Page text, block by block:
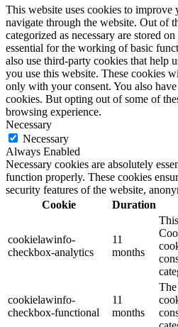
This website uses cookies to
navigate through the website. Out of
categorized as necessary are stored
essential for the working of basic
also use third-party cookies that help
you use this website. These cookies
only with your consent. You also
cookies. But opting out of some of
browsing experience.
Necessary
Necessary
Always Enabled
Necessary cookies are absolutely
function properly. These cookies
security features of the website,
Cookie
Duration
cookielawinfo-
checkbox-analytics
11
months
cookielawinfo-
checkbox-functional
11
months